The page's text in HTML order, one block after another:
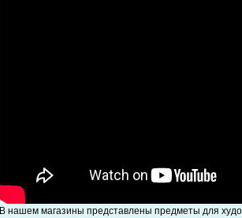
В нашем магазины представлены предметы для